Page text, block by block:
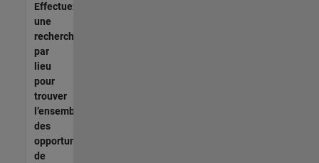
Effectuez
une
recherche
par
lieu
pour
trouver
l’ensemble
des
opportunités
de